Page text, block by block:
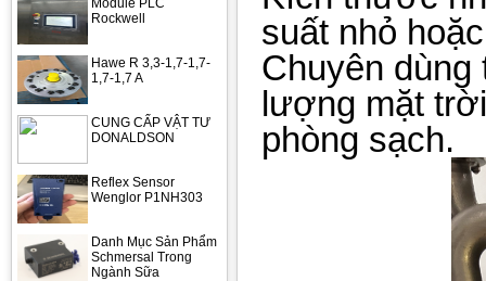
Module PLC
Rockwell
Hawe R 3,3-1,7-1,7-
1,7-1,7 A
CUNG CẤP VẬT TƯ
DONALDSON
Reflex Sensor
Wenglor P1NH303
Danh Mục Sản Phẩm
Schmersal Trong
Ngành Sữa
suất nhỏ
Chuyên
lượng mặt
phòng sạch.